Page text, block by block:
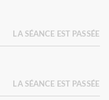
LA SÉANCE EST PASSÉE
LA SÉANCE EST PASSÉE